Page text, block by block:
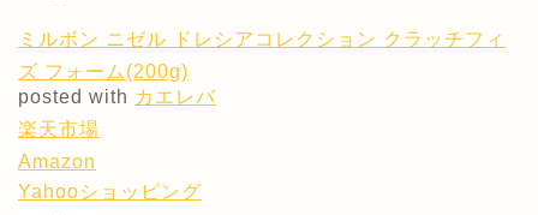
ミルボン ニゼル ドレシアコレクション クラッチフィ
ズ フォーム(200g)
posted with カエレバ
楽天市場
Amazon
Yahooショッピング